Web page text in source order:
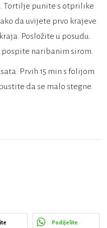
Tortilje punite s otprilike
da uvijete prvo krajeve
Posložite u posudu.
naribanim sirom.
Prvih 15 min s folijom
da se malo stegne.
Podijelite